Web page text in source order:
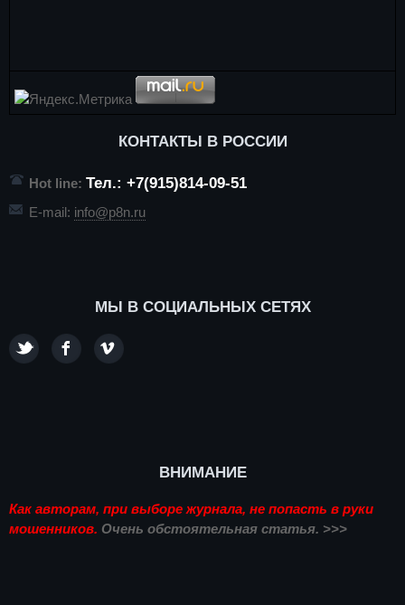
КОНТАКТЫ В РОССИИ
Hot line: Тел.: +7(915)814-09-51
E-mail: info@p8n.ru
МЫ В СОЦИАЛЬНЫХ СЕТЯХ
ВНИМАНИЕ
Как авторам, при выборе журнала, не попасть в руки
мошенников. Очень обстоятельная статья. >>>